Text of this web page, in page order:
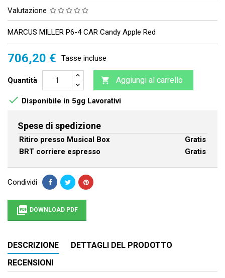
Valutazione
MARCUS MILLER P6-4 CAR Candy Apple Red
706,20 € Tasse incluse
Quantità  Aggiungi al carrello
 Disponibile in 5gg Lavorativi
Spese di spedizione
Ritiro presso Musical Box
Gratis
BRT corriere espresso
Gratis
Condividi
 DOWNLOAD PDF
DESCRIZIONE
DETTAGLI DEL PRODOTTO
RECENSIONI